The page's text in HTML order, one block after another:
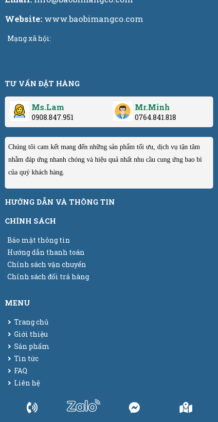
Website: www.baobimangco.com
Mạng xã hội:
TƯ VẤN ĐẶT HÀNG
Ms.Lam
0908.847.951
Mr.Minh
0764.841.818
Chúng tôi cam kết mang đến những sản phẩm tối ưu, dịch vụ tận tâm
nhằm đáp ứng nhanh chóng và hiệu quả nhất nhu cầu cung ứng bao bì
của quý khách hàng.
HƯỚNG DẪN VÀ THÔNG TIN
CHÍNH SÁCH
Bảo mật thông tin
Hướng dẫn thanh toán
Chính sách vận chuyển
Chính sách đổi trả hàng
MENU
Trang chủ
Giới thiệu
Sản phẩm
Tin tức
FAQ
Liên hệ
Bao bì màng co